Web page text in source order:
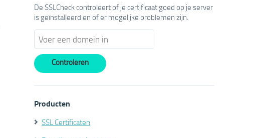
De SSLCheck controleert of je certificaat goed op je server
is geïnstalleerd en of er mogelijke problemen zijn.
Producten
SSL Certificaten